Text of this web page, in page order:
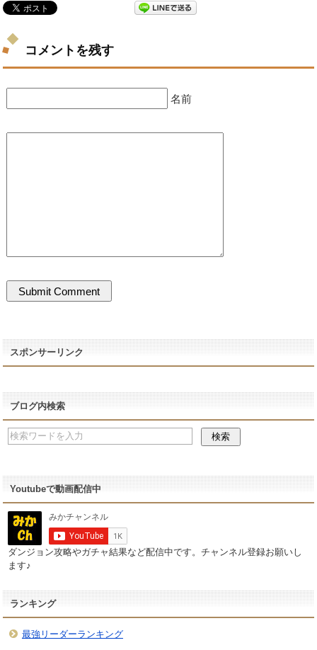
コメントを残す
名前
スポンサーリンク
ブログ内検索
Youtubeで動画配信中
ダンジョン攻略やガチャ結果など配信中です。チャンネル登録お願いし
ます♪
ランキング
最強リーダーランキング